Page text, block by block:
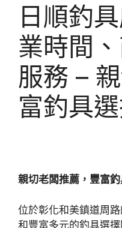
日順釣
業時間
服務 –
富釣具
親切老闆推薦，豐富
位於彰化和美鎮道周
和豐富多元的釣具選